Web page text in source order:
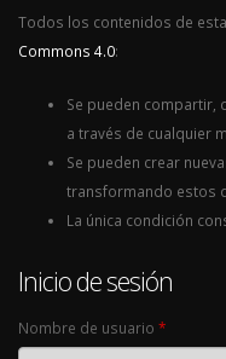
Todos los contenidos de
Commons 4.0:
Se pueden compartir,
a través de cualquier
Se pueden crear
transformando estos
La única condición
Inicio de sesión
Nombre de usuario *